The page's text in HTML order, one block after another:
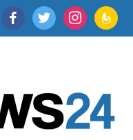
facebooktwitter instagram